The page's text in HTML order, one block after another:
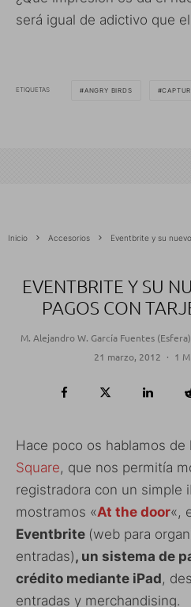
será igual de adictivo que
ETIQUETAS ANGRY BIRDS
Inicio Accesorios Eventbrite y su
EVENTBRITE Y SU
PAGOS CON
M. Alejandro W. García Fuentes (Esfera)
21 marzo, 2012 · 1
Hace poco os hablamos de
Square, que nos permitía
registradora con un simple
mostramos «At the door«,
Eventbrite (web para
entradas), un sistema de
crédito mediante iPad,
entradas y merchandising.